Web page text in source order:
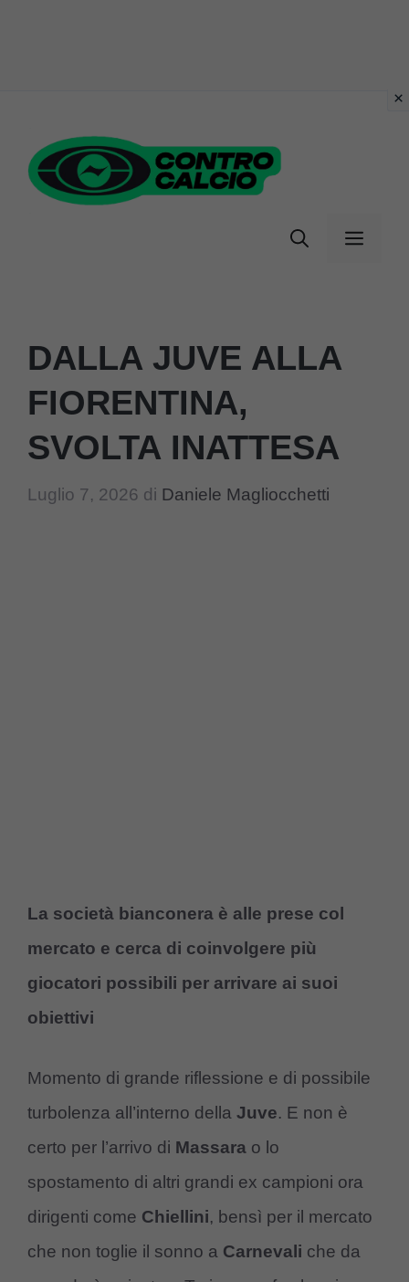
contenuto
Menu
DALLA JUVE ALLA
FIORENTINA,
SVOLTA INATTESA
Luglio 7, 2026 di Daniele Magliocchetti
La società bianconera è alle prese col
mercato e cerca di coinvolgere più
giocatori possibili per arrivare ai suoi
obiettivi
Momento di grande riflessione e di possibile
turbolenza all’interno della Juve. E non è
certo per l’arrivo di Massara o lo
spostamento di altri grandi ex campioni ora
dirigenti come Chiellini, bensì per il mercato
che non toglie il sonno a Carnevali che da